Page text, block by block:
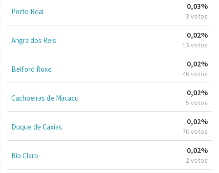
Porto Real
0,03%
3 votos
Angra dos Reis
0,02%
13 votos
Belford Roxo
0,02%
46 votos
Cachoeiras de Macacu
0,02%
5 votos
Duque de Caxias
0,02%
70 votos
Rio Claro
0,02%
2 votos